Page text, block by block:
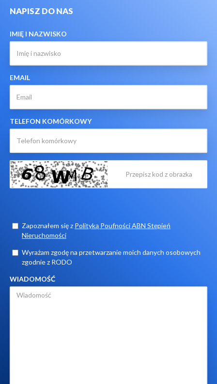
NAPISZ DO NAS
IMIĘ I NAZWISKO
EMAIL
TELEFON KOMÓRKOWY
Zapoznałem się z Polityką Poufności ABN Stępień
Nieruchomości
Wyrażam zgodę na przetwarzanie moich danych osobowych
zgodnie z RODO
WIADOMOŚĆ